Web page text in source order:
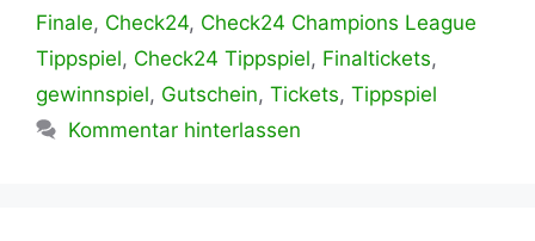
Finale, Check24, Check24 Champions League
Tippspiel, Check24 Tippspiel, Finaltickets,
gewinnspiel, Gutschein, Tickets, Tippspiel
Kommentar hinterlassen